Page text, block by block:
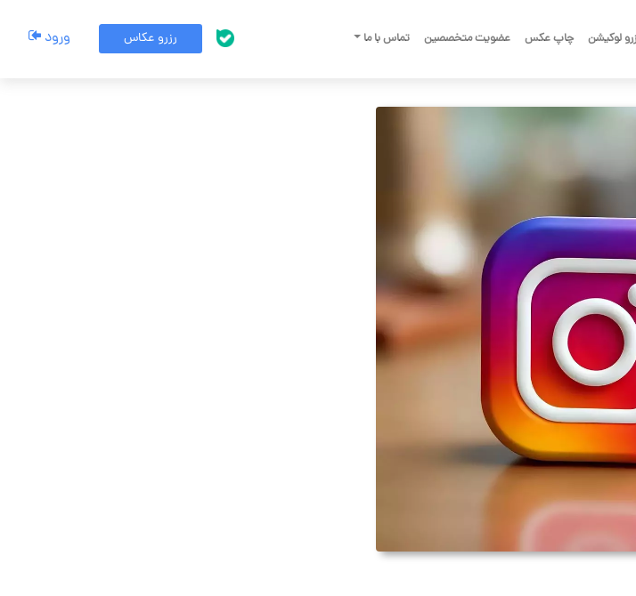
لوکیشن چاپ عکس عضویت متخصصین تماس با ما پشتیبانی بله رزرو عکاس ورود